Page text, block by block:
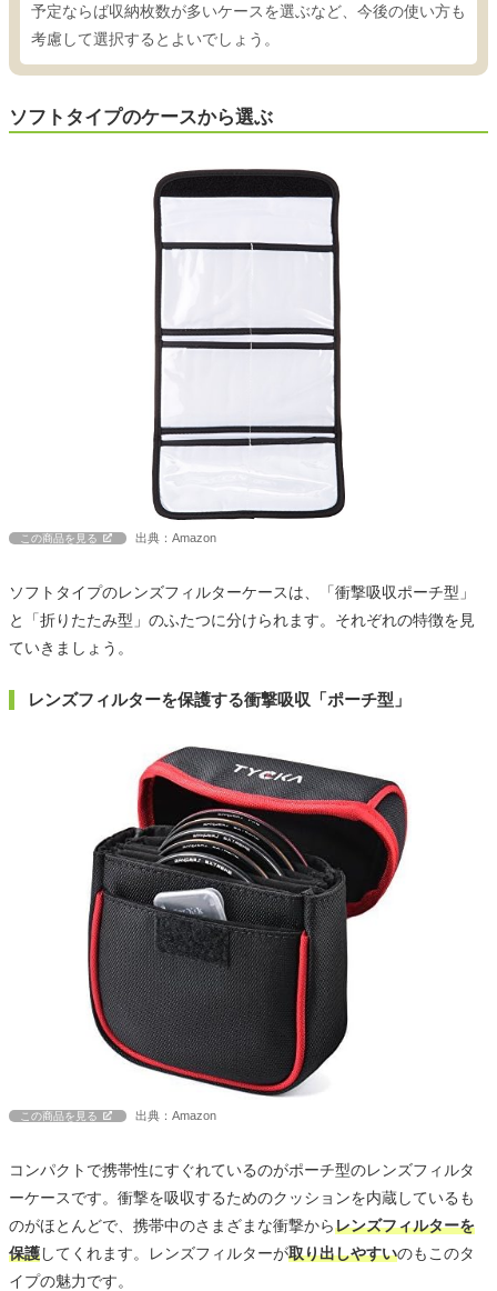
予定ならば収納枚数が多いケースを選ぶなど、今後の使い方も
考慮して選択するとよいでしょう。
ソフトタイプのケースから選ぶ
この商品を見る 出典：Amazon
ソフトタイプのレンズフィルターケースは、「衝撃吸収ポーチ型」
と「折りたたみ型」のふたつに分けられます。それぞれの特徴を見
ていきましょう。
レンズフィルターを保護する衝撃吸収「ポーチ型」
この商品を見る 出典：Amazon
コンパクトで携帯性にすぐれているのがポーチ型のレンズフィルタ
ーケースです。衝撃を吸収するためのクッションを内蔵しているも
のがほとんどで、携帯中のさまざまな衝撃からレンズフィルターを
保護してくれます。レンズフィルターが取り出しやすいのもこのタ
イプの魅力です。